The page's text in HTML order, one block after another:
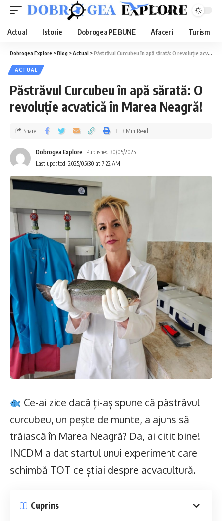
Aa
Actual Istorie Dobrogea PE BUNE Afaceri Turism
Dobrogea Explore >Blog >Actual >Păstrăvul Curcubeu în apă sărată: O revoluție acvatică în Marea Neagră!
ACTUAL
Păstrăvul Curcubeu în apă sărată: O
revoluție acvatică în Marea Neagră!
Last updated: 2025/05/30 at 7:22 AM
Dobrogea Explore Published 30/05/2025
Share 3 Min Read
Ce-ai zice dacă ți-aș spune că păstrăvul
curcubeu, un pește de munte, a ajuns să
trăiască în Marea Neagră? Da, ai citit bine!
INCDM a dat startul unui experiment care
schimbă TOT ce știai despre acvacultură.
Cuprins